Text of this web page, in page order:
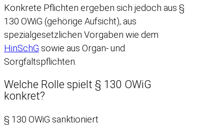
Konkrete Pflichten ergeben sich jedoch aus §
130 OWiG (gehörige Aufsicht), aus
spezialgesetzlichen Vorgaben wie dem
HinSchG sowie aus Organ- und
Sorgfaltspflichten.
Welche Rolle spielt § 130 OWiG
konkret?
§ 130 OWiG sanktioniert